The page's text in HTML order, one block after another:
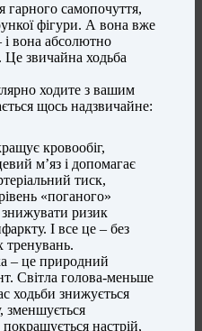
гарного самопочуття,
фігури. А вона вже
і вона абсолютно
Це звичайна ходьба
ходите з вашим
щось надзвичайне:
кровообіг,
м’яз і допомагає
тиск,
«поганого»
знижувати ризик
І все це – без
– це природний
Світла голова-меньше
ходьби знижується
зменшується
настрій,